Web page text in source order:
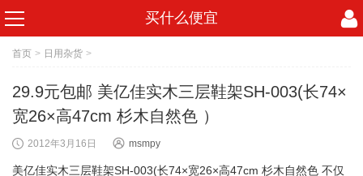
买什么便宜
首页 > 日用杂货 >
29.9元包邮 美亿佳实木三层鞋架SH-003(长74×
宽26×高47cm 杉木自然色 ）
2012年3月16日 msmpy
美亿佳实木三层鞋架SH-003(长74×宽26×高47cm 杉木自然色 不仅